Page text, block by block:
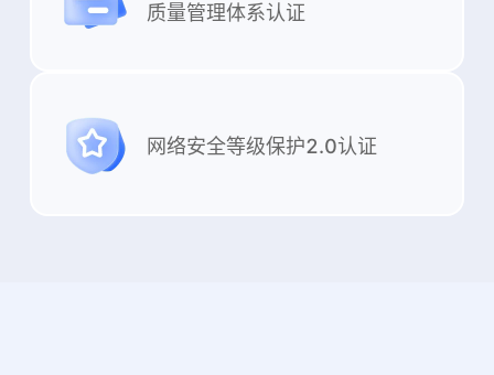
质量管理体系认证
网络安全等级保护2.0认证